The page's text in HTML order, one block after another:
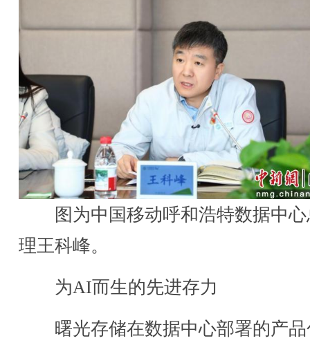
图为中国移动呼和浩特数据中
理王科峰。
为AI而生的先进存力
曙光存储在数据中心部署的产品